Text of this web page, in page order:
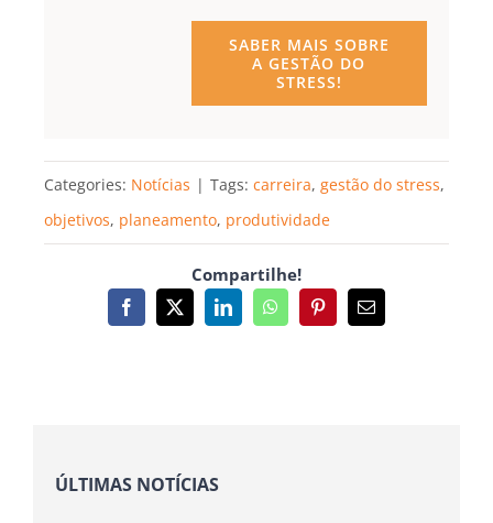
SABER MAIS SOBRE
A GESTÃO DO
STRESS!
Categories: Notícias | Tags: carreira, gestão do stress,
objetivos, planeamento, produtividade
Compartilhe!
Facebook
X LinkedInWhatsAppPinterestEmail
(necessário
ÚLTIMAS NOTÍCIAS